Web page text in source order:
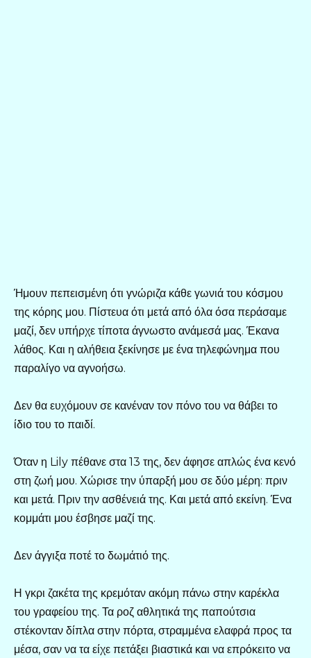
Ήμουν πεπεισμένη ότι γνώριζα κάθε γωνιά του κόσμου
της κόρης μου. Πίστευα ότι μετά από όλα όσα περάσαμε
μαζί, δεν υπήρχε τίποτα άγνωστο ανάμεσά μας. Έκανα
λάθος. Και η αλήθεια ξεκίνησε με ένα τηλεφώνημα που
παραλίγο να αγνοήσω.
Δεν θα ευχόμουν σε κανέναν τον πόνο του να θάβει το
ίδιο του το παιδί.
Όταν η Lily πέθανε στα 13 της, δεν άφησε απλώς ένα κενό
στη ζωή μου. Χώρισε την ύπαρξή μου σε δύο μέρη: πριν
και μετά. Πριν την ασθένειά της. Και μετά από εκείνη. Ένα
κομμάτι μου έσβησε μαζί της.
Δεν άγγιξα ποτέ το δωμάτιό της.
Η γκρι ζακέτα της κρεμόταν ακόμη πάνω στην καρέκλα
του γραφείου της. Τα ροζ αθλητικά της παπούτσια
στέκονταν δίπλα στην πόρτα, στραμμένα ελαφρά προς τα
μέσα, σαν να τα είχε πετάξει βιαστικά και να επρόκειτο να